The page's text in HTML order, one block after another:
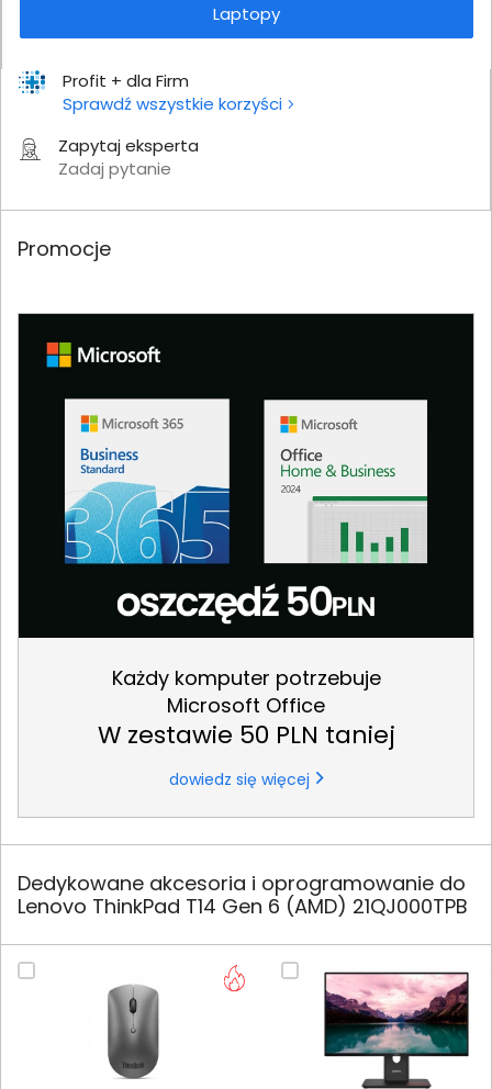
Profit + dla Firm
Sprawdź wszystkie korzyści
Zapytaj eksperta
Zadaj pytanie
Laptopy
Promocje
Każdy komputer potrzebuje
Microsoft Office
W zestawie 50 PLN taniej
dowiedz się więcej
Dedykowane akcesoria i oprogramowanie do
Lenovo ThinkPad T14 Gen 6 (AMD) 21QJ000TPB